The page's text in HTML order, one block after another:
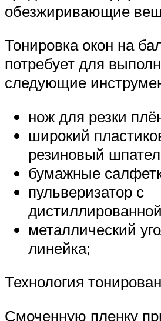
обезжиривающие
Тонировка окон на
потребует для
следующие
нож для резки
широкий
резиновый
бумажные
пульверизатор с
металлический
линейка;
Технология
Смоченную пленку